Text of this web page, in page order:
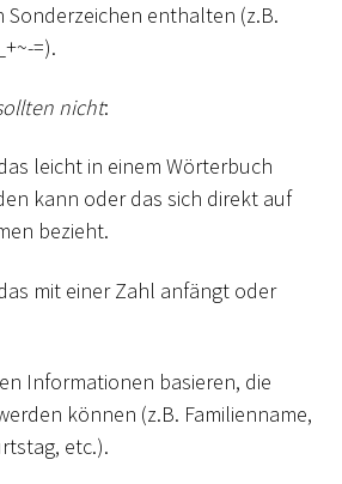
Sonderzeichen enthalten (z.B.
+~-=).
nicht:
leicht in einem Wörterbuch
kann oder das sich direkt auf
bezieht.
mit einer Zahl anfängt oder
Informationen basieren, die
können (z.B. Familienname,
etc.).